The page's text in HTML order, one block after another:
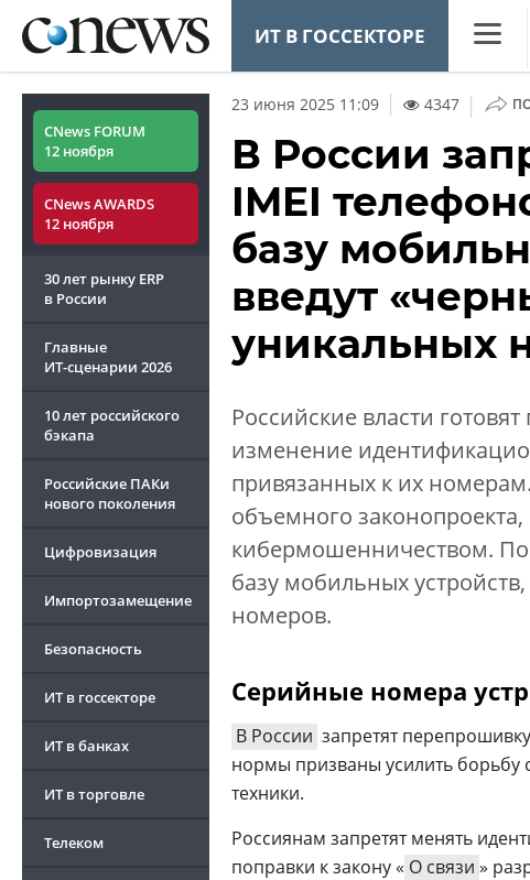
ИТ В ГОССЕКТОРЕ
Маркет
Техника
ТВ
CNews FORUM
12 ноября
CNews AWARDS
12 ноября
30 лет рынку ERP
в России
Главные
ИТ-сценарии 2026
10 лет российского
бэкапа
Российские ПАКи
нового поколения
Цифровизация
Импортозамещение
Безопасность
ИТ в госсекторе
ИТ в банках
ИТ в торговле
Телеком
23 июня 2025 11:09 4347 |
В России
IMEI
базу
введут
уникальных
Российские власти
изменение
привязанных к их
объемного
кибермошенничеством.
базу мобильных
номеров.
Серийные номера
В России запретят
нормы призваны усилить
техники.
Россиянам запретят менять
поправки к закону « О связи »
ОБЗОР
Цифровизация ритейла 2026
CNews баттл.
как начать